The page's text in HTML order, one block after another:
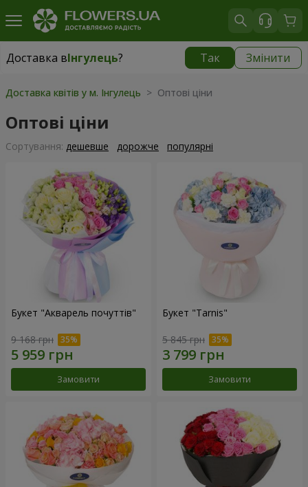
Доставка вІнгулець? Так Змінити
Доставка вІнгулець|
Доставка квітів у м. Інгулець > Оптові ціни
Оптові ціни
Сортування: дешевше дорожче популярні
Букет "Акварель почуттів"
9 168 грн
Замовити
Букет "Tarnis"
5 845 грн
Замовити